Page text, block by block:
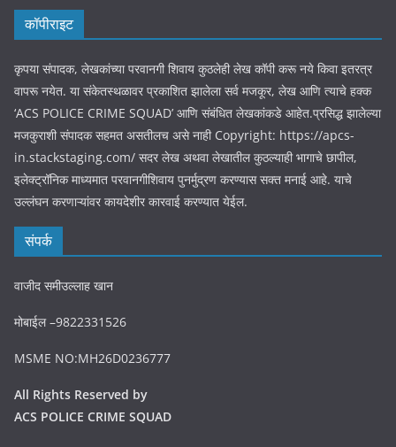
कॉपीराइट
कृपया संपादक, लेखकांच्या परवानगी शिवाय कुठलेही लेख कॉपी करू नये किवा इतरत्र
वापरू नयेत. या संकेतस्थळावर प्रकाशित झालेला सर्व मजकूर, लेख आणि त्याचे हक्क
‘ACS POLICE CRIME SQUAD’ आणि संबंधित लेखकांकडे आहेत.प्रसिद्ध झालेल्या
मजकुराशी संपादक सहमत असतीलच असे नाही Copyright: https://apcs-
in.stackstaging.com/ सदर लेख अथवा लेखातील कुठल्याही भागाचे छापील,
इलेक्ट्रॉनिक माध्यमात परवानगीशिवाय पुनर्मुद्रण करण्यास सक्त मनाई आहे. याचे
उल्लंघन करणाऱ्यांवर कायदेशीर कारवाई करण्यात येईल.
संपर्क
वाजीद समीउल्लाह खान
मोबाईल –9822331526
MSME NO:MH26D0236777
All Rights Reserved by
ACS POLICE CRIME SQUAD